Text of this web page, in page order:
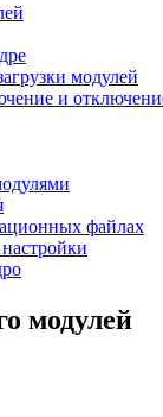
модулей
и
файлах
модулей